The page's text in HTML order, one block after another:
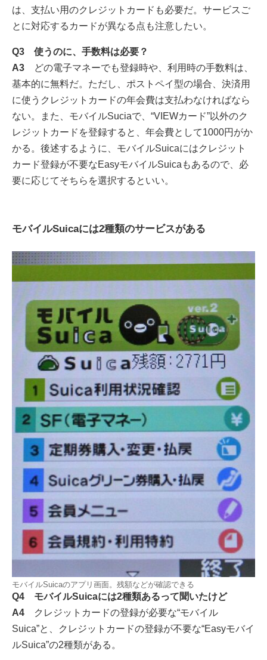
は、支払い用のクレジットカードも必要だ。サービスご
とに対応するカードが異なる点も注意したい。
Q3 使うのに、手数料は必要？
A3 どの電子マネーでも登録時や、利用時の手数料は、
基本的に無料だ。ただし、ポストペイ型の場合、決済用
に使うクレジットカードの年会費は支払わなければなら
ない。また、モバイルSuciaで、“VIEWカード”以外のク
レジットカードを登録すると、年会費として1000円がか
かる。後述するように、モバイルSuicaにはクレジット
カード登録が不要なEasyモバイルSuicaもあるので、必
要に応じてそちらを選択するといい。
モバイルSuicaには2種類のサービスがある
モバイルSuicaのアプリ画面。残額などが確認できる
Q4 モバイルSuicaには2種類あるって聞いたけど
A4 クレジットカードの登録が必要な“モバイル
Suica”と、クレジットカードの登録が不要な“Easyモバイ
ルSuica”の2種類がある。